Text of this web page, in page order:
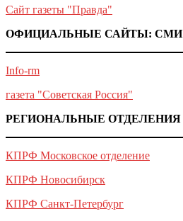
Сайт газеты "Правда"
ОФИЦИАЛЬНЫЕ САЙТЫ: СМИ
Info-rm
газета "Советская Россия"
РЕГИОНАЛЬНЫЕ ОТДЕЛЕНИЯ
КПРФ Московское отделение
КПРФ Новосибирск
КПРФ Санкт-Петербург